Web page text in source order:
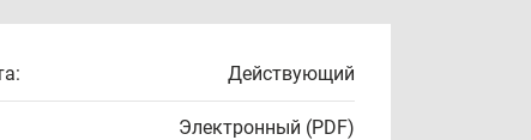
Действующий
Электронный (PDF)